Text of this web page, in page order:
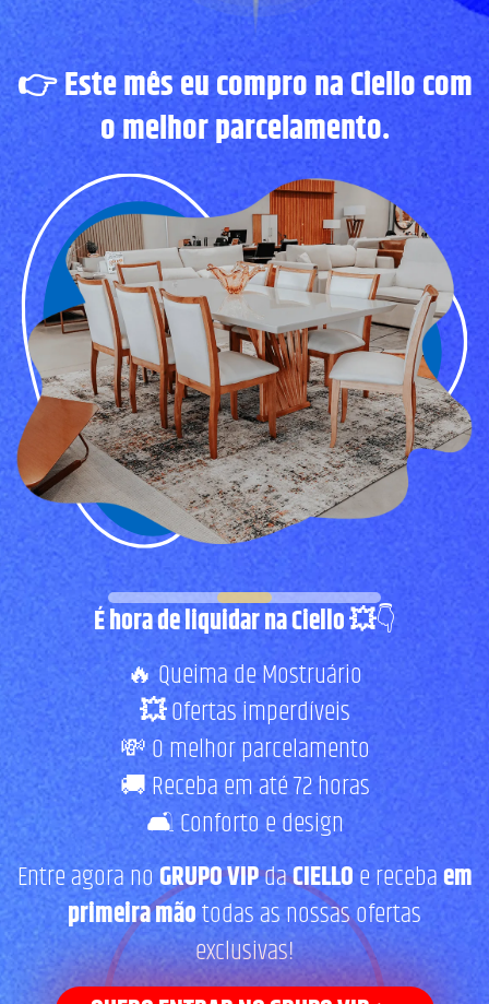
Fale com a Ciello – Móveis &
Conforto
Cadastre-se para começar uma
conversa no WhatsApp
INICIAR CONVERSA
É hora de liquidar na Ciello 💥👇
🔥 Queima de Mostruário
💥Ofertas imperdíveis
💸 O melhor parcelamento
🚚 Receba em até 72 horas
🛋️ Conforto e design
Entre agora noGRUPO VIPdaCIELLOe recebaem
primeira mãotodas as nossas ofertas
exclusivas!
👉Este mês eu compro na Ciello com
o melhor parcelamento.